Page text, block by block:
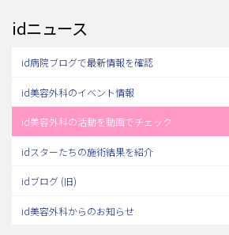
idニュース
id病院ブログで最新情報を確認
id美容外科のイベント情報
id美容外科の活動を動画でチェック
idスターたちの施術結果を紹介
idブログ (旧)
id美容外科からのお知らせ